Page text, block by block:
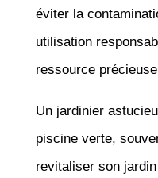
éviter la
utilisation
ressource
Un jardinier
piscine verte,
revitaliser son